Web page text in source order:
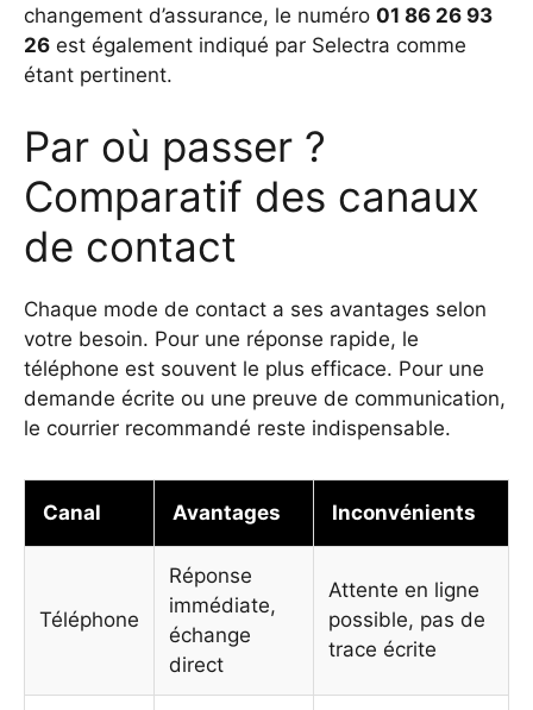
changement d’assurance, le numéro 01 86 26 93
26 est également indiqué par Selectra comme
étant pertinent.
Par où passer ?
Comparatif des canaux
de contact
Chaque mode de contact a ses avantages selon
votre besoin. Pour une réponse rapide, le
téléphone est souvent le plus efficace. Pour une
demande écrite ou une preuve de communication,
le courrier recommandé reste indispensable.
Canal Avantages Inconvénients
Téléphone
Réponse
immédiate,
échange
direct
Attente en ligne
possible, pas de
trace écrite